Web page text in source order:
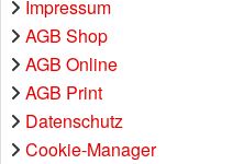
Impressum
AGB Shop
AGB Online
AGB Print
Datenschutz
Cookie-Manager